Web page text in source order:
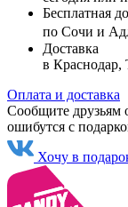
Бесплатная
по Сочи и
Доставка
в Краснодар,
Оплата и доставка
Сообщите друзьям
ошибутся с
Хочу в